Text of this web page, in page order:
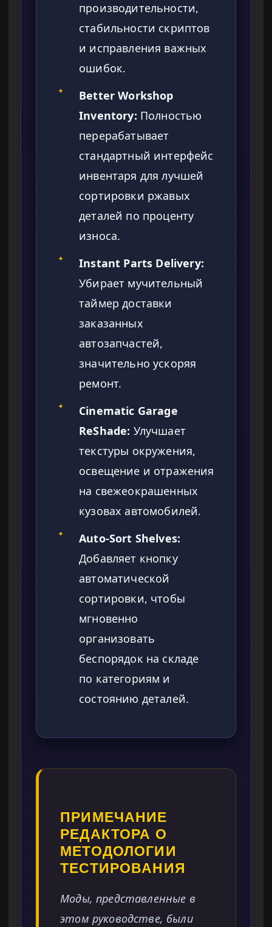
производительности,
стабильности скриптов
и исправления важных
ошибок.
✦
Better Workshop
Inventory: Полностью
перерабатывает
стандартный интерфейс
инвентаря для лучшей
сортировки ржавых
деталей по проценту
износа.
✦
Instant Parts Delivery:
Убирает мучительный
таймер доставки
заказанных
автозапчастей,
значительно ускоряя
ремонт.
✦
Cinematic Garage
ReShade: Улучшает
текстуры окружения,
освещение и отражения
на свежеокрашенных
кузовах автомобилей.
✦
Auto-Sort Shelves:
Добавляет кнопку
автоматической
сортировки, чтобы
мгновенно
организовать
беспорядок на складе
по категориям и
состоянию деталей.
ПРИМЕЧАНИЕ
РЕДАКТОРА О
МЕТОДОЛОГИИ
ТЕСТИРОВАНИЯ
Моды, представленные в
этом руководстве, были